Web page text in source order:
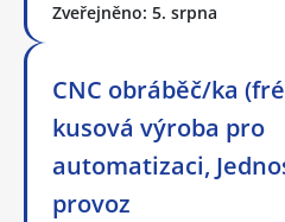
Zveřejněno: 5. srpna
CNC obráběč/ka
kusová výroba pro
automatizaci,
provoz